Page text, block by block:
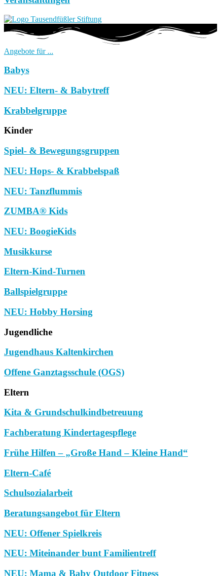
Angebote für ...
Babys
NEU: Eltern- & Babytreff
Krabbelgruppe
Kinder
Spiel- & Bewegungsgruppen
NEU: Hops- & Krabbelspaß
NEU: Tanzflummis
ZUMBA® Kids
NEU: BoogieKids
Musikkurse
Eltern-Kind-Turnen
Ballspielgruppe
NEU: Hobby Horsing
Jugendliche
Jugendhaus Kaltenkirchen
Offene Ganztagsschule (OGS)
Eltern
Kita & Grundschulkindbetreuung
Fachberatung Kindertagespflege
Frühe Hilfen – „Große Hand – Kleine Hand“
Eltern-Café
Schulsozialarbeit
Beratungsangebot für Eltern
NEU: Offener Spielkreis
NEU: Miteinander bunt Familientreff
NEU: Mama & Baby Outdoor Fitness